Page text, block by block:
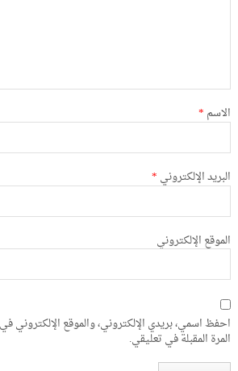
الاسم *
البريد الإلكتروني *
الموقع الإلكتروني
احفظ اسمي، بريدي الإلكتروني، والموقع الإلكتروني
المرة المقبلة في تعليقي.